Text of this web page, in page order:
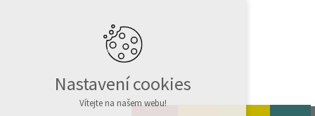
Nastavení cookies
Vítejte na našem webu!